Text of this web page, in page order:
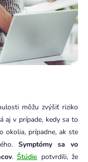
môžu zvýšiť riziko
aj v prípade, kedy sa to
okolia, prípadne, ak ste
Symptómy sa vo
. Štúdie potvrdili, že